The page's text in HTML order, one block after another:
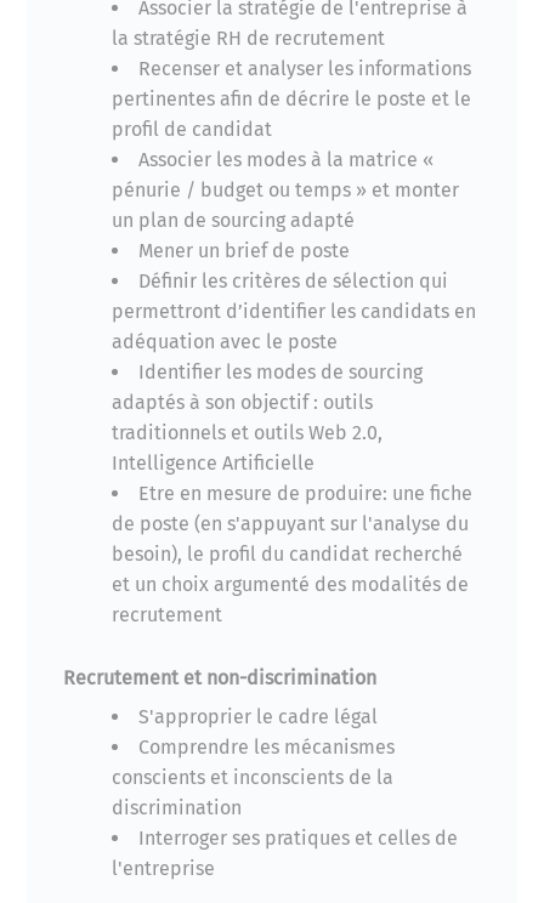
Associer la stratégie de l'entreprise à
la stratégie RH de recrutement
Recenser et analyser les informations
pertinentes afin de décrire le poste et le
profil de candidat
Associer les modes à la matrice «
pénurie / budget ou temps » et monter
un plan de sourcing adapté
Mener un brief de poste
Définir les critères de sélection qui
permettront d’identifier les candidats en
adéquation avec le poste
Identifier les modes de sourcing
adaptés à son objectif : outils
traditionnels et outils Web 2.0,
Intelligence Artificielle
Etre en mesure de produire: une fiche
de poste (en s'appuyant sur l'analyse du
besoin), le profil du candidat recherché
et un choix argumenté des modalités de
recrutement
Recrutement et non-discrimination
S'approprier le cadre légal
Comprendre les mécanismes
conscients et inconscients de la
discrimination
Interroger ses pratiques et celles de
l'entreprise